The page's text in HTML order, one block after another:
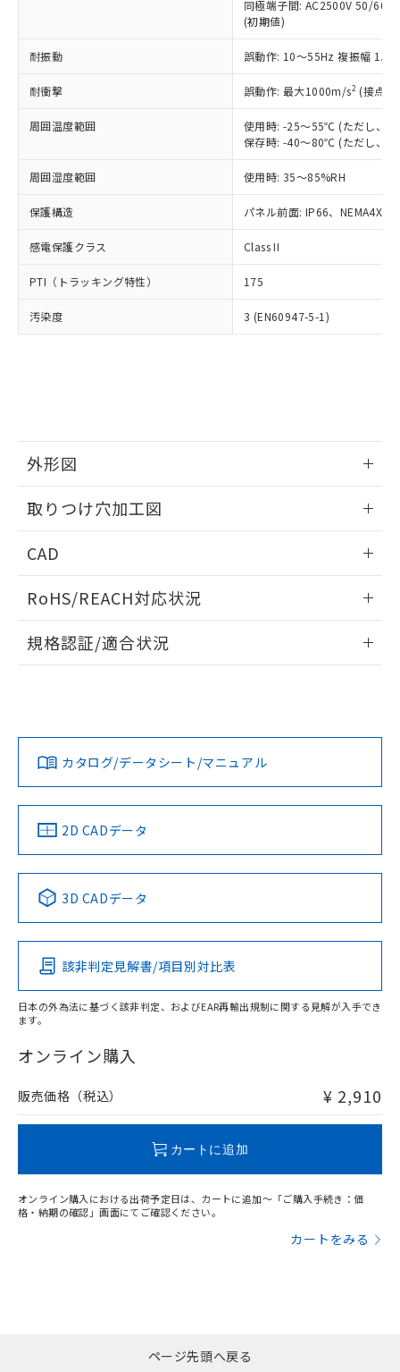
同極端子間: AC2500V 50/
(初期値)
耐振動 誤動作: 10～55Hz 複振幅
耐衝撃 誤動作: 最大1000m/s2 (接点
周囲温度範囲
使用時: -25～55℃ (ただし、氷
保存時: -40～80℃ (ただし、氷
周囲湿度範囲 使用時: 35～85%RH
保護構造 パネル前面: IP66、NEMA4X,
感電保護クラス Class II
PTI（トラッキング特性） 175
汚染度 3 (EN60947-5-1)
外形図
取りつけ穴加工図
CAD
ドすることができます。
ログイン/会員登録
ダウンロードデータをご利用いただく前に、以下を必ずお読
みください。
ソフトウェアの使用条件
RoHS/REACH対応状況
EU RoHS 注意事項・凡例
対応済み
中国 RoHS 注意事項・凡例
Pb Hg Cd Cr(VI)
O
在庫等で未対応品が混在する可能性があります。
問い合わせください。
規格認証/適合状況
LR型式承認
（イギリス
船舶規格）
DNV型式承認
（ノルウェー
BV型式承認
（フランス
KR型式
（韓国
No No No No
この製品の規格認証/適合状況ページへ
その他の認証はこちらのページからご検索ください
カタログ/データシート/マニュアル
2D CADデータ
3D CADデータ
該非判定見解書/項目別対比表
日本の外為法に基づく該非判定、およびEAR再輸出規制に関する見解が入手でき
ます。
オンライン購入
販売価格（税込） ¥ 2,910
カートに追加
オンライン購入における出荷予定日は、カートに追加～「ご購入手続き：価
格・納期の確認」画面にてご確認ください。
カートをみる
正式な納期状況および標準価格はお客
様のお取引先、またはお客様担当のオ
ムロン制御機器販売店・当社販売員に
オムロン制御機器販売店や当社販売拠
販売ネットワーク
」をご確認
在庫状況および標準価格結果を当社の
事前の承諾なく第三者に漏洩または開
マイパーツ機能（部品リスト作成サー
ビス）をご利用いただくには、I-Web
メンバーズにご登録されている必要が
あります。
お客様が当ウェブサイト上で当社にご
登録された部品リストについて、当社
および当社の共同利用者が、当社の製
用者の範囲」に記載されている法人を
(PBDE) 1000ppm以下、フタル酸ビス(2-エチルヘキシ
ル) (DEHP)(別名：DOP) 1000ppm以下、フタル酸ブチ
ルベンジル（BBP） 1000ppm以下、フタル酸ジブチル
（DBP） 1000ppm以下、フタル酸ジイソブチル
但し、RoHS指令で産業用監視および制御機器に対する
フタル酸エステル類の４物質については閾値を超える意
図的な使用がないことを確認しています。
※2 対応予定月
部品在庫の切り替え状況などにより、予定
月が前後することがあります。
※3 非含有証明書ダウンロード
※本証明書は発行日時点で非含有を証明す
るもので、過去に遡って非含有を証明する
ものではありません。
物質の対応では、対応完了までの期間は出
荷製品に未対応品が混在することから備考
していることから、特段のことがない限
り、2022年1月12日より割愛しておりま
す。
Cr(Ⅵ)(六価クロム) : 1000ppm、 PBBs(ポリ臭化ビフェ
ニル類) : 1000ppm、 PBDEs(ポリ臭化ジフェニルエーテ
イソブチル) : 1000ppm、 BBP(フタル酸ブチルベンジ
DEHP(フタル酸ビス(2-エチルヘキシル)) : 1000ppm
※2 環境保護使用期限
「ｅ」：有害物質（10物質）のすべてが基
準値以下であることを示します。
「10」：通常の使用状況下において有害物
質が外部に漏えいし、環境に深刻な影響を
及ぼさない年数を意味します。
「－」：未確認です。当社販売部門へお問
い合わせください。
当社は規制貨物を破棄する場合は、完
いよう必要な手段を講じます。
当社は貴社製品を、核兵器、ミサイ
ル、化学兵器、生物兵器またはその他
武器並びにこれらの製造装置等に一切
当社は、貴社製品を第三者に販売する
場合は、上記1、2および3の内容を当
該第三者に通知します。また当社は、
販売先および販売に係わる関係者が違
法に輸出するおそれがある場合は、取
り引きをいたしません。
一定数以上の在庫あり
一定数には満たないが在庫あり
在庫なし(最新の在庫状況につ
いては、お客様のお取引先、ま
たはお客様担当のオムロン制御
機器販売店・当社販売員にご確
白
受注生産機種、また在庫状況の
情報を公開していない機種
ページ先頭へ戻る